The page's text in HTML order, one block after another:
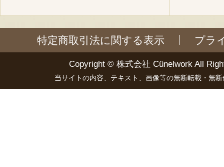
特定商取引法に関する表示 プラ
Copyright © 株式会社 Cünelwork All
当サイトの内容、テキスト、画像等の無断転載・無